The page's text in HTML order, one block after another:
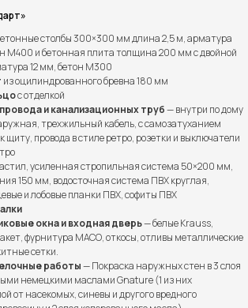
столбы 300×300 мм длина 2,5 м, арматура
М400 и бетонная плита толщина 200 мм с двойной
12 мм, бетон М300
из оцилиндрованного бревна 180 мм
с отделкой
и канализационных труб— внутри по дому
трехжильный кабель, с самозатуханием
щиту, провода в стиле ретро, розетки и выключатели
усиленная стропильная система 50×200 мм,
150 мм, водосточная система ПВХ круглая,
и лобовые планки ПВХ, софиты ПВХ
окна и входная дверь— белые Krauss,
фурнитура МАСО, откосы, отливы металлические
сетки.
работы— Покраска наружных стен в 3 слоя
немецкими маслами Gnature (1 из них
от насекомых, синевы и другого вредного